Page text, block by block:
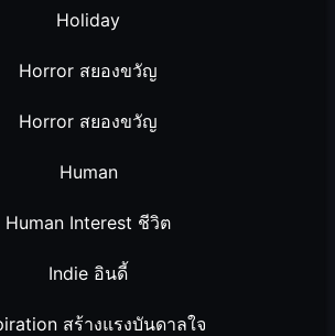
Holiday
Horror สยองขวัญ
Horror สยองขวัญ
Human
Human Interest ชีวิต
Indie อินดี้
สร้างแรงบันดาลใจ